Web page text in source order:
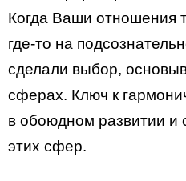
Когда Ваши отношения
где-то на
сделали выбор,
сферах. Ключ к
в обоюдном развитии и
этих сфер.